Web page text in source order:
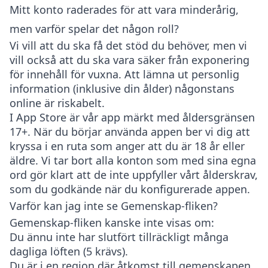
Mitt konto raderades för att vara minderårig,
men varför spelar det någon roll?
Vi vill att du ska få det stöd du behöver, men vi
vill också att du ska vara säker från exponering
för innehåll för vuxna. Att lämna ut personlig
information (inklusive din ålder) någonstans
online är riskabelt.
I App Store är vår app märkt med åldersgränsen
17+. När du börjar använda appen ber vi dig att
kryssa i en ruta som anger att du är 18 år eller
äldre. Vi tar bort alla konton som med sina egna
ord gör klart att de inte uppfyller vårt ålderskrav,
som du godkände när du konfigurerade appen.
Varför kan jag inte se Gemenskap-fliken?
Gemenskap-fliken kanske inte visas om:
Du ännu inte har slutfört tillräckligt många
dagliga löften (5 krävs).